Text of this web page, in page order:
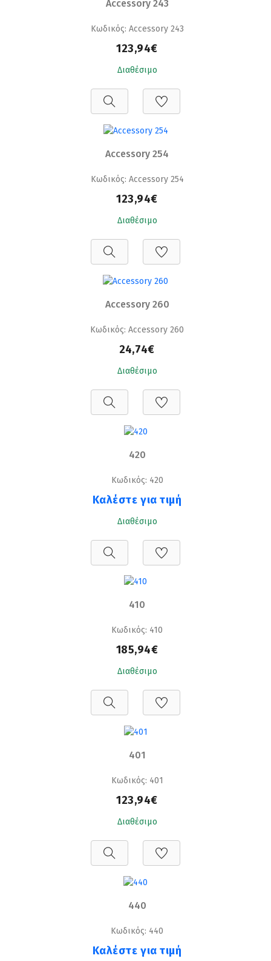
Accessory 243
Κωδικός: Accessory 243
123,94€
Διαθέσιμο
Accessory 254
Κωδικός: Accessory 254
123,94€
Διαθέσιμο
Accessory 260
Κωδικός: Accessory 260
24,74€
Διαθέσιμο
420
Κωδικός: 420
Καλέστε για τιμή
Διαθέσιμο
410
Κωδικός: 410
185,94€
Διαθέσιμο
401
Κωδικός: 401
123,94€
Διαθέσιμο
440
Κωδικός: 440
Καλέστε για τιμή